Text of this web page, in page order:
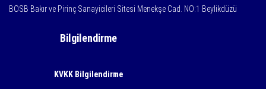
BOSB Bakır ve Pirinç Sanayicileri Sitesi Menekşe Cad. NO:1 Beylikdüzü
Bilgilendirme
KVKK Bilgilendirme